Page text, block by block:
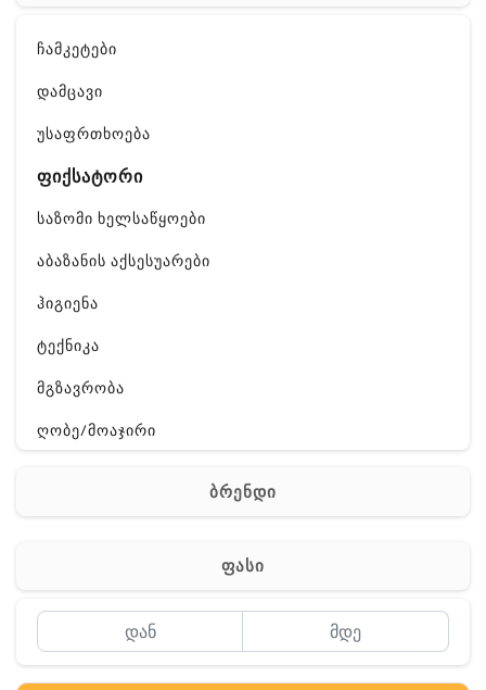
ჩამკეტები
დამცავი
უსაფრთხოება
ფიქსატორი
საზომი ხელსაწყოები
აბაზანის აქსესუარები
ჰიგიენა
ტექნიკა
მგზავრობა
ღობე/მოაჯირი
სხვადასხვა
ბრენდი
ფასი